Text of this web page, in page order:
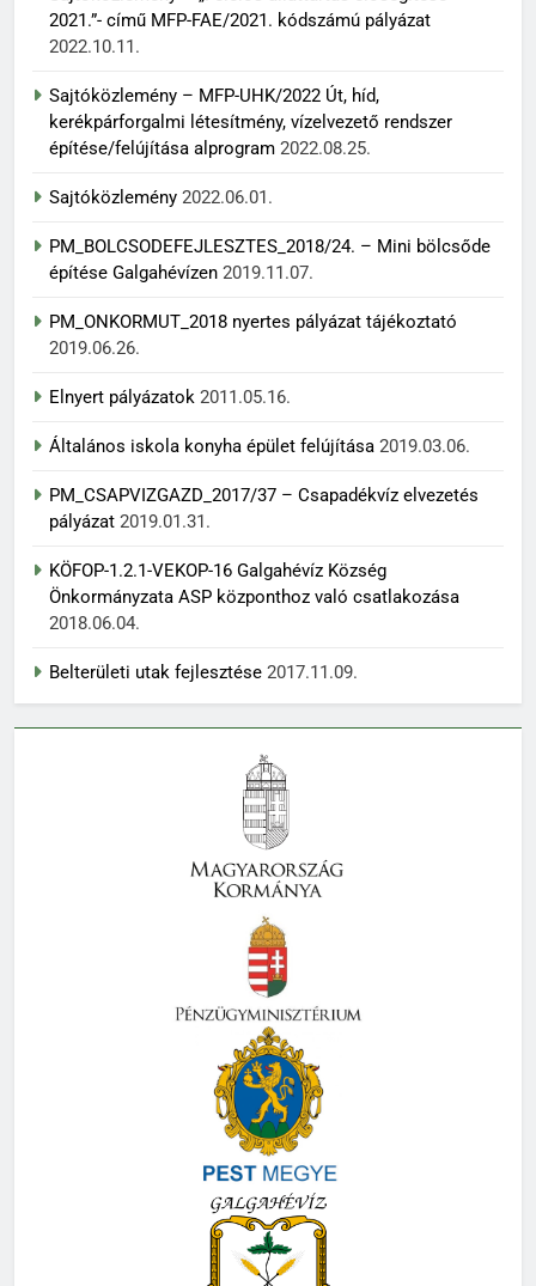
2021.”- című MFP-FAE/2021. kódszámú pályázat
2022.10.11.
Sajtóközlemény – MFP-UHK/2022 Út, híd,
kerékpárforgalmi létesítmény, vízelvezető rendszer
építése/felújítása alprogram 2022.08.25.
Sajtóközlemény 2022.06.01.
PM_BOLCSODEFEJLESZTES_2018/24. – Mini bölcsőde
építése Galgahévízen 2019.11.07.
PM_ONKORMUT_2018 nyertes pályázat tájékoztató
2019.06.26.
Elnyert pályázatok 2011.05.16.
Általános iskola konyha épület felújítása 2019.03.06.
PM_CSAPVIZGAZD_2017/37 – Csapadékvíz elvezetés
pályázat 2019.01.31.
KÖFOP-1.2.1-VEKOP-16 Galgahévíz Község
Önkormányzata ASP központhoz való csatlakozása
2018.06.04.
Belterületi utak fejlesztése 2017.11.09.